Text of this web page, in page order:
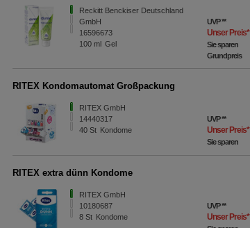
Reckitt Benckiser Deutschland
GmbH
16596673
100 ml Gel
UVP**
Unser Preis*
Sie sparen
Grundpreis
RITEX Kondomautomat Großpackung
RITEX GmbH
14440317
40St Kondome
UVP**
Unser Preis*
Sie sparen
RITEX extra dünn Kondome
RITEX GmbH
10180687
8St Kondome
UVP**
Unser Preis*